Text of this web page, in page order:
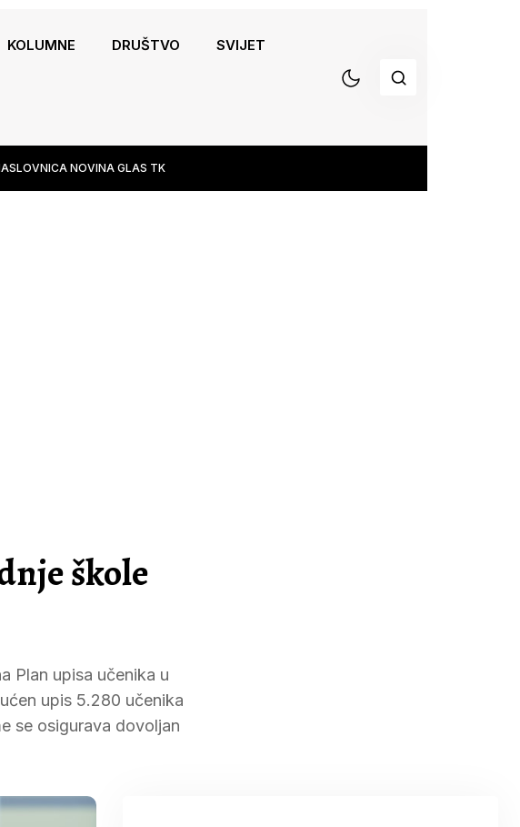
KOLUMNE DRUŠTVO SVIJET
NOVINA GLAS TK
škole
Plan upisa učenika u
upis 5.280 učenika
se osigurava dovoljan